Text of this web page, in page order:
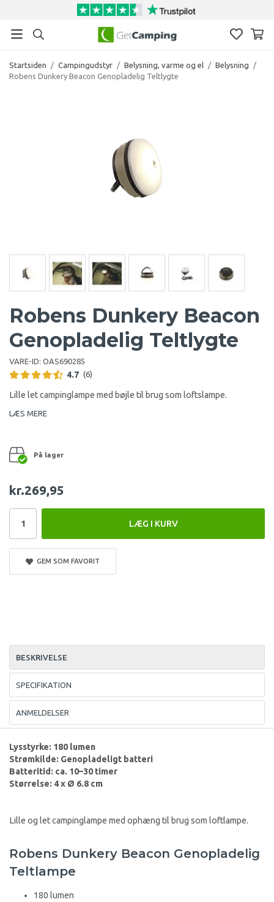
Startsiden / Campingudstyr / Belysning, varme og el / Belysning
/
Robens Dunkery Beacon Genopladelig Teltlygte
Robens Dunkery Beacon
Genopladelig Teltlygte
VARE-ID: OAS690285
4.7 (6)
Lille let campinglampe med bøjle til brug som loftslampe.
LÆS MERE
På lager
kr.269,95
LÆG I KURV
GEM SOM FAVORIT
BESKRIVELSE
SPECIFIKATION
ANMELDELSER
Lysstyrke: 180 lumen
Strømkilde: Genopladeligt batteri
Batteritid: ca. 10–30 timer
Størrelse: 4 x Ø 6.8 cm
Lille og let campinglampe med ophæng til brug som loftlampe.
Robens Dunkery Beacon Genopladelig
Teltlampe
180 lumen